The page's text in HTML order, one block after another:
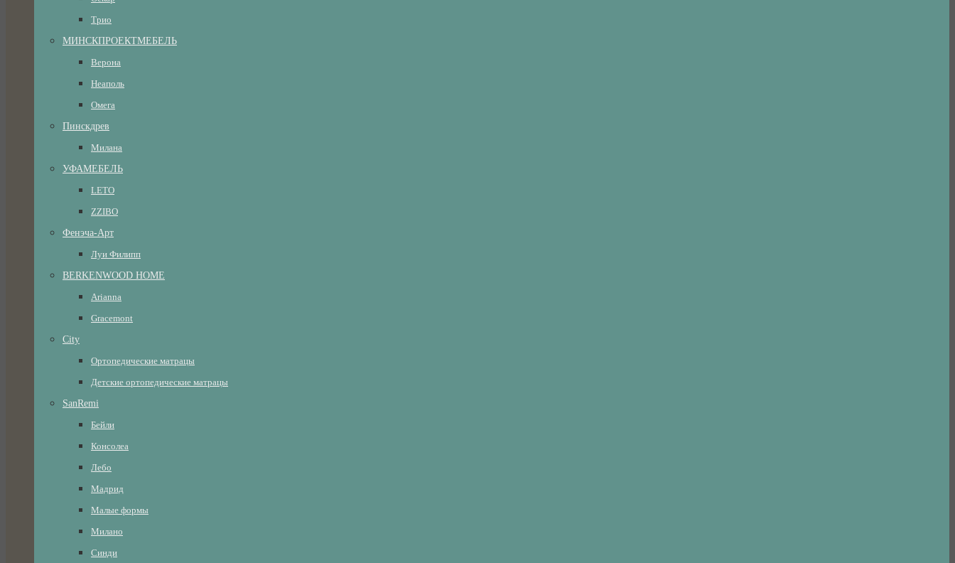
Трио
МИНСКПРОЕКТМЕБЕЛЬ
Верона
Неаполь
Омега
Пинскдрев
Милана
УФАМЕБЕЛЬ
LETO
ZZIBO
Фенэча-Арт
Луи Филипп
BERKENWOOD HOME
Arianna
Gracemont
City
Ортопедические матрацы
Детские ортопедические матрацы
SanRemi
Бейли
Консолеа
Лебо
Мадрид
Малые формы
Милано
Синди